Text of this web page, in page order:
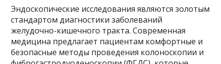
Эндоскопические исследования являются золотым
стандартом диагностики заболеваний
желудочно-кишечного тракта. Современная
медицина предлагает пациентам комфортные и
безопасные методы проведения колоноскопии и